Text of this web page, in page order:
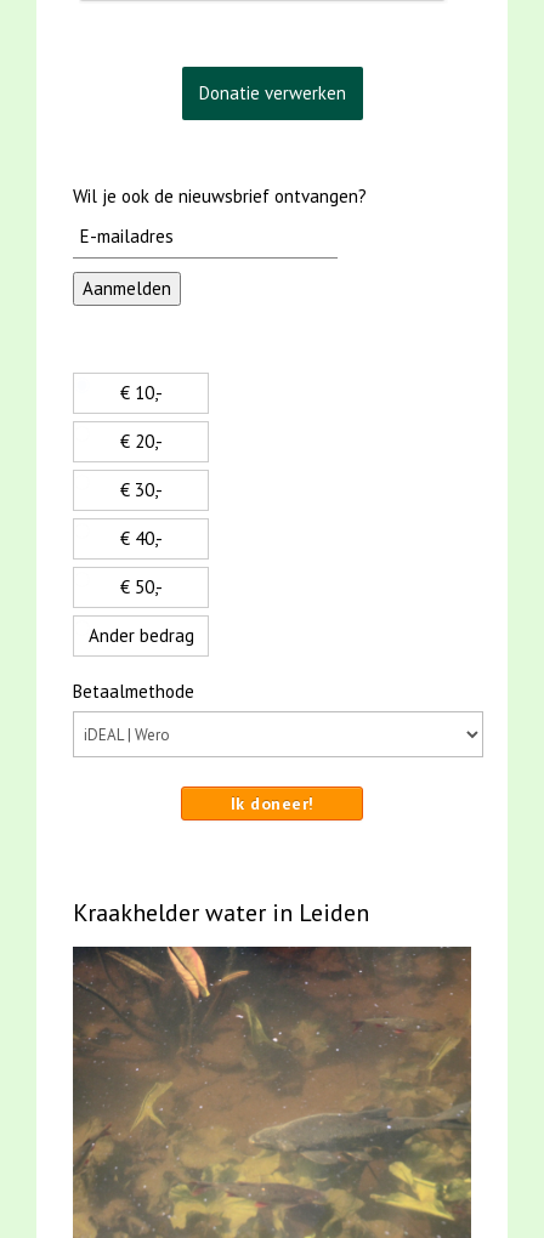
Wil je ook de nieuwsbrief ontvangen?
€ 10,-
€ 20,-
€ 30,-
€ 40,-
€ 50,-
Ander bedrag
Betaalmethode
Ik doneer!
Kraakhelder water in Leiden